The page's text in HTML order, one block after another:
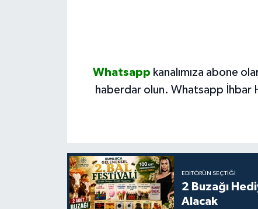
Whatsapp kanalımıza abone
haberdar olun. Whatsapp İhbar
EDITÖRÜN SEÇTIĞI
2 Buzağı
Alacak